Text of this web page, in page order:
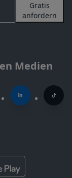
Gratis
anfordern
Medien